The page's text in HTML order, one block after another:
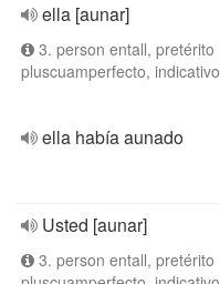
ella [aunar]
3. person entall, pretérito
pluscuamperfecto, indicativo
ella había aunado
Usted [aunar]
3. person entall, pretérito